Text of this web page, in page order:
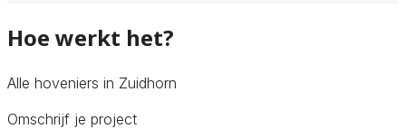
Hoe werkt het?
Alle hoveniers in Zuidhorn
Omschrijf je project